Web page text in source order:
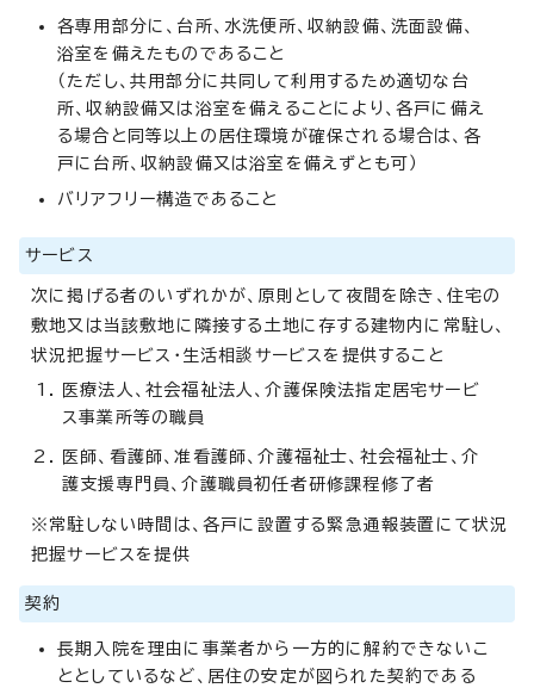
各専用部分に、台所、水洗便所、収納設備、洗面設備、
浴室を備えたものであること
（ただし、共用部分に共同して利用するため適切な台
所、収納設備又は浴室を備えることにより、各戸に備え
る場合と同等以上の居住環境が確保される場合は、各
戸に台所、収納設備又は浴室を備えずとも可）
バリアフリー構造であること
サービス
次に掲げる者のいずれかが、原則として夜間を除き、住宅の
敷地又は当該敷地に隣接する土地に存する建物内に常駐し、
状況把握サービス・生活相談サービスを提供すること
医療法人、社会福祉法人、介護保険法指定居宅サービ
ス事業所等の職員
医師、看護師、准看護師、介護福祉士、社会福祉士、介
護支援専門員、介護職員初任者研修課程修了者
※常駐しない時間は、各戸に設置する緊急通報装置にて状況
把握サービスを提供
契約
長期入院を理由に事業者から一方的に解約できないこ
ととしているなど、居住の安定が図られた契約である